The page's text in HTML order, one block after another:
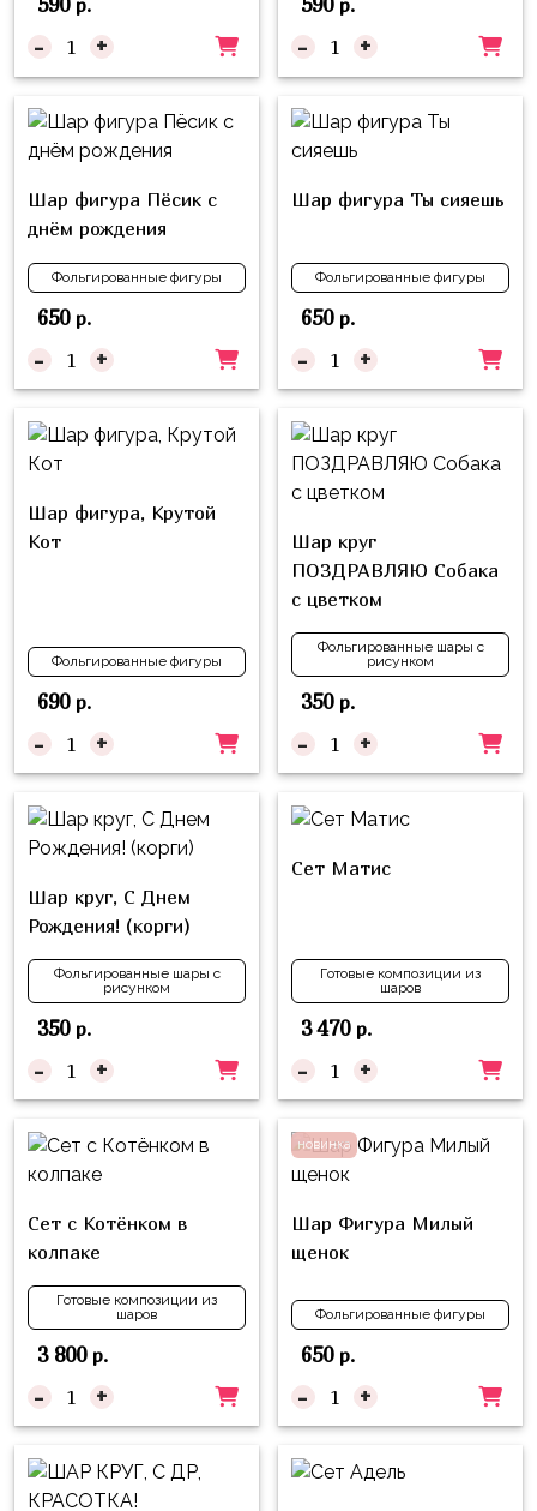
р.
- +
р.
- +
Шар фигура Пёсик с
днём рождения
Фольгированные фигуры
650р.
- +
Шар фигура Ты сияешь
Фольгированные фигуры
650р.
- +
Шар фигура, Крутой
Кот
Фольгированные фигуры
690р.
- +
Шар круг
ПОЗДРАВЛЯЮ Собака
с цветком
Фольгированные шары с
рисунком
350р.
- +
Шар круг, С Днем
Рождения! (корги)
Фольгированные шары с
рисунком
350р.
- +
Сет Матис
Готовые композиции из
шаров
3 470р.
- +
Сет с Котёнком в
колпаке
Готовые композиции из
шаров
3 800р.
- +
новинка
Шар Фигура Милый
щенок
Фольгированные фигуры
650р.
- +